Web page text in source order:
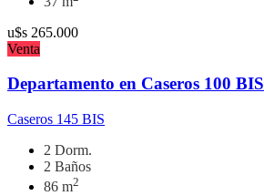
u$s 265.000
Venta
Departamento en Caseros 100 BIS
Caseros 145 BIS
2 Dorm.
2 Baños
86 m2